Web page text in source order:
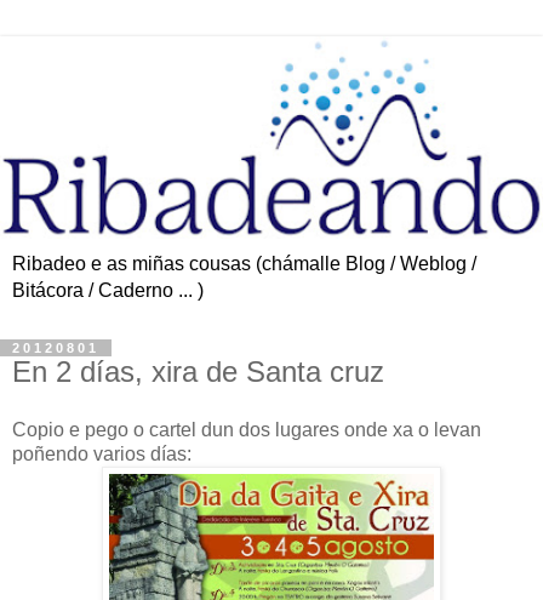
Ribadeo e as miñas cousas (chámalle Blog / Weblog /
Bitácora / Caderno ... )
20120801
En 2 días, xira de Santa cruz
Copio e pego o cartel dun dos lugares onde xa o levan
poñendo varios días: